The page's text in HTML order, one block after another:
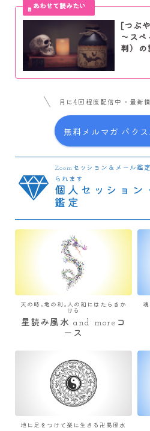
[つぶ
～ス
判）
月に4回程度配信中・最新
無料メルマガ パク
Zoomセッション＆メール鑑
られます
個人セッション
鑑定
天の時×地の利×人の和にはたらきか
ける
星読み風水 and moreコ
ース
地に足をつけて楽に生きる卍易風水